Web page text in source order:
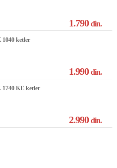
1.790din.
1040 ketler
1.990din.
1740 KE ketler
2.990din.